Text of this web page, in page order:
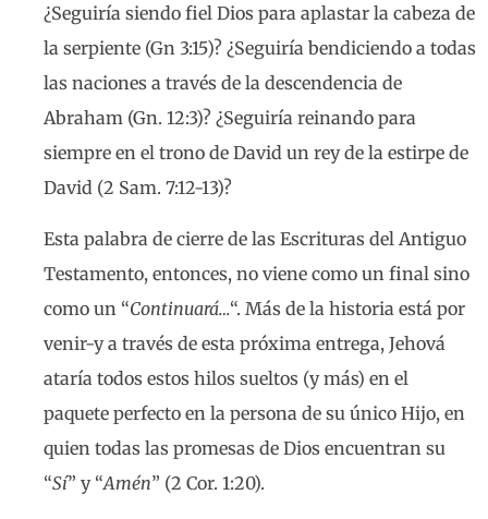
¿Seguiría siendo fiel Dios para aplastar la cabeza de
la serpiente (Gn 3:15)? ¿Seguiría bendiciendo a todas
las naciones a través de la descendencia de
Abraham (Gn. 12:3)? ¿Seguiría reinando para
siempre en el trono de David un rey de la estirpe de
David (2 Sam. 7:12-13)?
Esta palabra de cierre de las Escrituras del Antiguo
Testamento, entonces, no viene como un final sino
como un “Continuará…“. Más de la historia está por
venir-y a través de esta próxima entrega, Jehová
ataría todos estos hilos sueltos (y más) en el
paquete perfecto en la persona de su único Hijo, en
quien todas las promesas de Dios encuentran su
“Sí” y “Amén” (2 Cor. 1:20).